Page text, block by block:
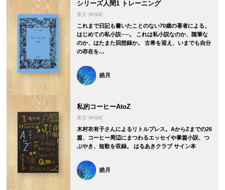
シリーズ人間1 トレーニング
東京 神保町
これまで日記も書いたことのない70歳の著者による、
はじめての私小説──。 これは私小説なのか、随筆な
のか、はたまた回想録か。 古希を迎え、いまでも自分
の存在を…
皓月
私的コーヒーAtoZ
東京 神保町
木村衣有子さんによるリトルプレス。AからZまでの26
篇、コーヒー周辺にまつわるエッセイや掌篇小説、つ
ぶやき、短歌を収録。 はるあきクラブ サイン本
皓月